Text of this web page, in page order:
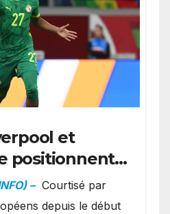
et
positionnent
recruter
– Courtisé par
depuis le début